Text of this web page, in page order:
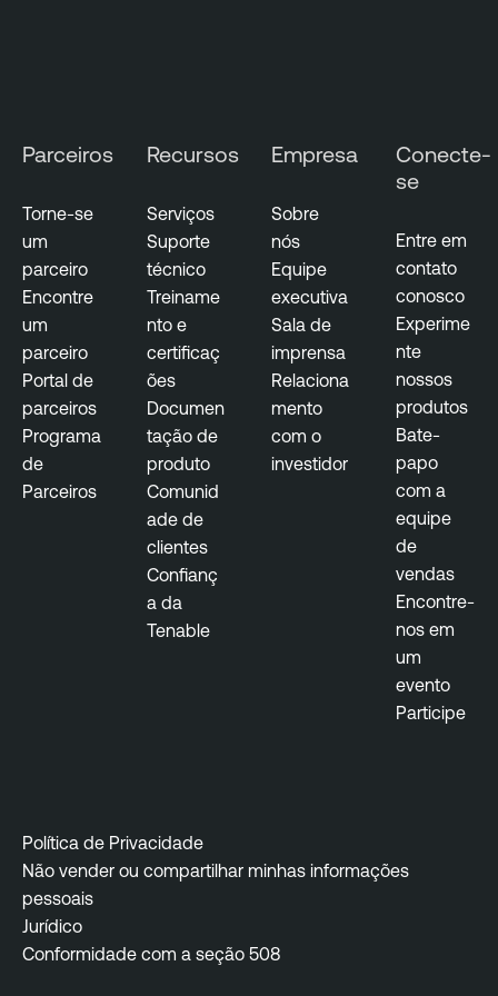
e
t
R
s
k
-
b
a
s
e
d
t
y
M
a
n
i
i
t
y
M
a
n
a
g
e
m
e
Parceiros
Torne-se
um
parceiro
Encontre
um
parceiro
Portal de
parceiros
Programa
de
Parceiros
Recursos
Serviços
Suporte
técnico
Treiname
nto e
certificaç
ões
Documen
tação de
produto
Comunid
ade de
clientes
Confianç
a da
Tenable
Empresa
Sobre
nós
Equipe
executiva
Sala de
imprensa
Relaciona
mento
com o
investidor
Conecte-
se
Entre em
contato
conosco
Experime
nte
nossos
produtos
Bate-
papo
com a
equipe
de
vendas
Encontre-
nos em
um
evento
Participe
Política de Privacidade
Não vender ou compartilhar minhas informações
pessoais
Jurídico
Conformidade com a seção 508